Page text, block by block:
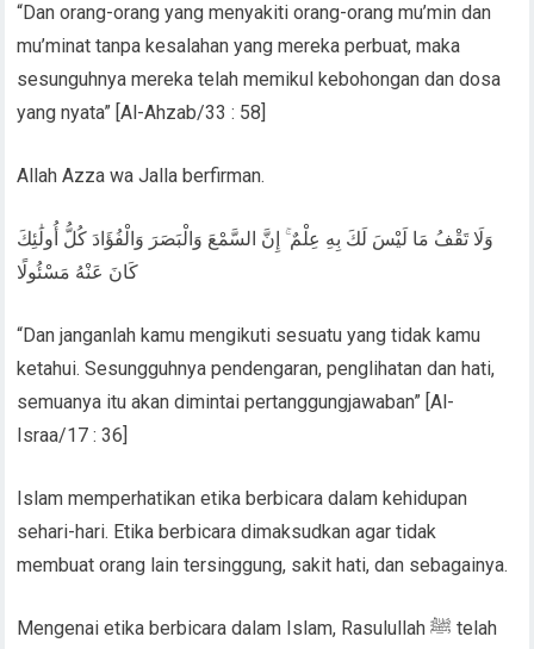
“Dan orang-orang yang menyakiti orang-orang mu’min dan
mu’minat tanpa kesalahan yang mereka perbuat, maka
sesunguhnya mereka telah memikul kebohongan dan dosa
yang nyata” [Al-Ahzab/33 : 58]
Allah Azza wa Jalla berfirman.
وَلَا تَقْفُ مَا لَيْسَ لَكَ بِهِ عِلْمٌ ۚ إِنَّ السَّمْعَ وَالْبَصَرَ وَالْفُؤَادَ كُلُّ أُولَٰئِكَ
كَانَ عَنْهُ مَسْئُولًا
“Dan janganlah kamu mengikuti sesuatu yang tidak kamu
ketahui. Sesungguhnya pendengaran, penglihatan dan hati,
semuanya itu akan dimintai pertanggungjawaban” [Al-
Israa/17 : 36]
Islam memperhatikan etika berbicara dalam kehidupan
sehari-hari. Etika berbicara dimaksudkan agar tidak
membuat orang lain tersinggung, sakit hati, dan sebagainya.
Mengenai etika berbicara dalam Islam, Rasulullah ﷺ telah